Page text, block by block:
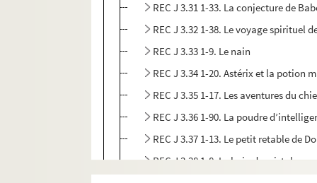
REC J 3.31 1-33. La conjecture de
REC J 3.32 1-38. Le voyage spirituel
REC J 3.33 1-9. Le nain
REC J 3.34 1-20. Astérix et la potion
REC J 3.35 1-17. Les aventures du
REC J 3.36 1-90. La poudre
REC J 3.37 1-13. Le petit retable de
REC J 3.38 1-8. Le bain de cristal